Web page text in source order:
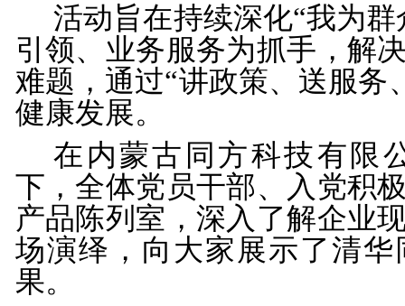
活动旨在持续深化“我为
引领、业务服务为抓手，解
难题，通过“讲政策、送服务
健康发展。
在内蒙古同方科技有限
下，全体党员干部、入党积
产品陈列室，深入了解企业
场演绎，向大家展示了清
果。